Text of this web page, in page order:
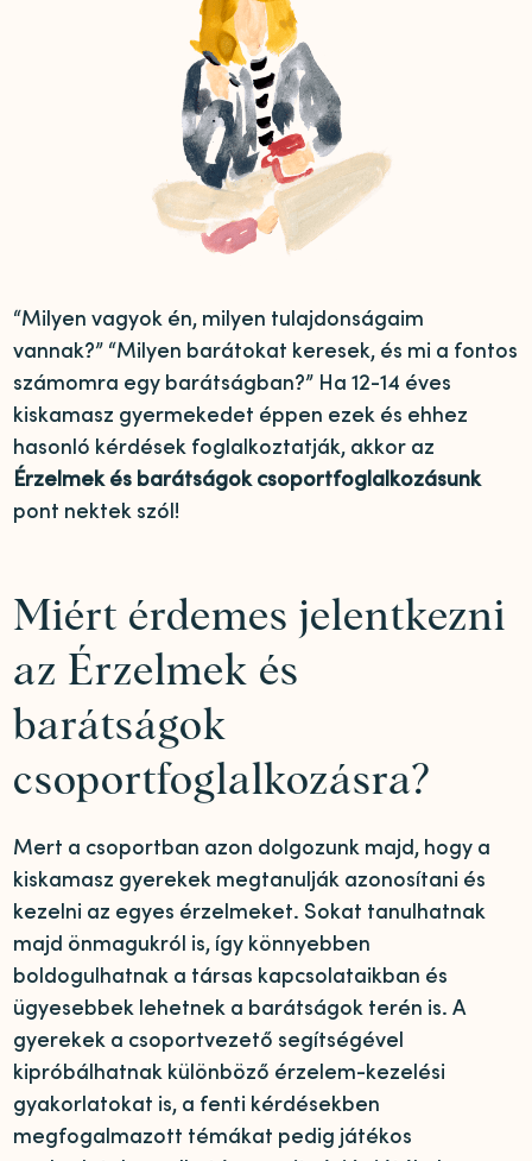
“Milyen vagyok én, milyen tulajdonságaim
vannak?” “Milyen barátokat keresek, és mi a fontos
számomra egy barátságban?” Ha 12-14 éves
kiskamasz gyermekedet éppen ezek és ehhez
hasonló kérdések foglalkoztatják, akkor az
Érzelmek és barátságok csoportfoglalkozásunk
pont nektek szól!
Miért érdemes jelentkezni
az Érzelmek és
barátságok
csoportfoglalkozásra?
Mert a csoportban azon dolgozunk majd, hogy a
kiskamasz gyerekek megtanulják azonosítani és
kezelni az egyes érzelmeket. Sokat tanulhatnak
majd önmagukról is, így könnyebben
boldogulhatnak a társas kapcsolataikban és
ügyesebbek lehetnek a barátságok terén is. A
gyerekek a csoportvezető segítségével
kipróbálhatnak különböző érzelem-kezelési
gyakorlatokat is, a fenti kérdésekben
megfogalmazott témákat pedig játékos